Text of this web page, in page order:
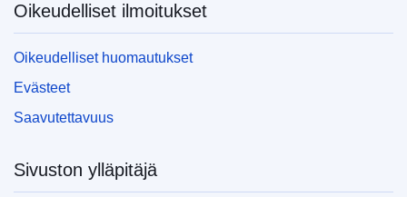
Oikeudelliset ilmoitukset
Oikeudelliset huomautukset
Evästeet
Saavutettavuus
Sivuston ylläpitäjä